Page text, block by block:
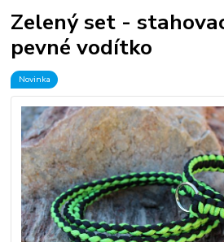
Zelený set -
pevné vodítko
Novinka